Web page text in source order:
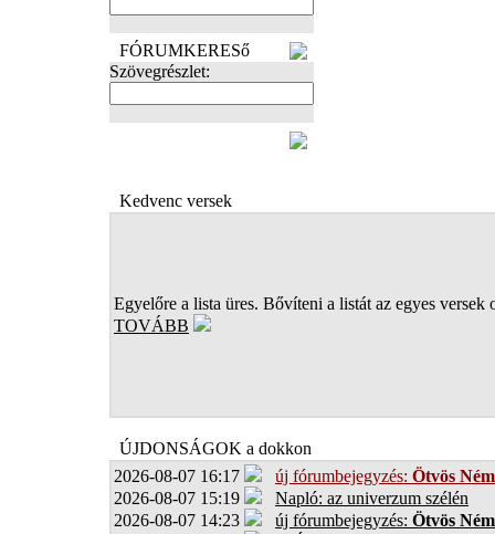
FÓRUMKERESő
Szövegrészlet:
Kedvenc versek
Egyelőre a lista üres. Bővíteni a listát az egyes versek
TOVÁBB
ÚJDONSÁGOK a dokkon
2026-08-07 16:17
új fórumbejegyzés: Ötvös
2026-08-07 15:19
Napló: az univerzum szélén
2026-08-07 14:23
új fórumbejegyzés: Ötvös